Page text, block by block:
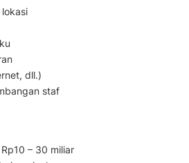
dll.)
staf
– 30 miliar